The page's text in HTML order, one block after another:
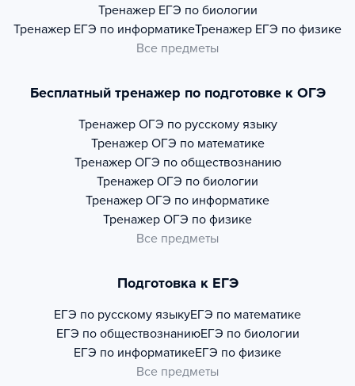
Тренажер ЕГЭ по биологии
Тренажер ЕГЭ по информатикеТренажер ЕГЭ по физике
Все предметы
Бесплатный тренажер по подготовке к ОГЭ
Тренажер ОГЭ по русскому языку
Тренажер ОГЭ по математике
Тренажер ОГЭ по обществознанию
Тренажер ОГЭ по биологии
Тренажер ОГЭ по информатике
Тренажер ОГЭ по физике
Все предметы
Подготовка к ЕГЭ
ЕГЭ по русскому языкуЕГЭ по математике
ЕГЭ по обществознаниюЕГЭ по биологии
ЕГЭ по информатикеЕГЭ по физике
Все предметы